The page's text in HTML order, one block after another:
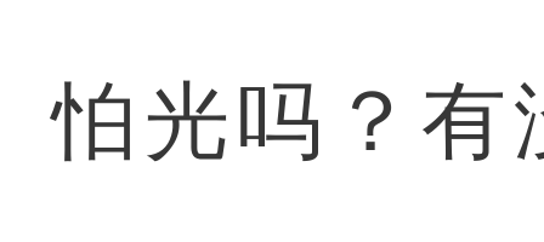
怕光吗？有